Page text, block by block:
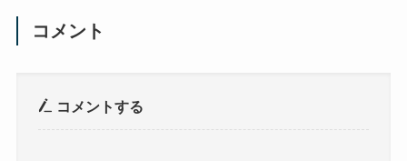
コメント
コメントする